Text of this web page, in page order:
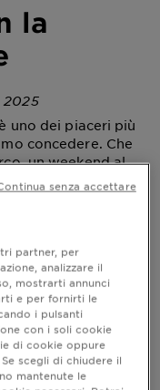
la
2025
uno dei piaceri più
concedere. Che
un weekend al
fa parte della
positivi
da un lato il sole
dall’altro è il
chiamato
in un video sui
Ma cosa
soprattutto, cosa
una skincare
partner, per
analizzare il
mostrarti annunci
e per fornirti le
i pulsanti
con i soli cookie
di cookie oppure
scegli di chiudere il
mantenute le
senza accettare